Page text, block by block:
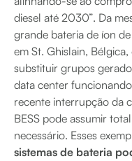
diesel até 2030”. Da
grande bateria de íon
em St. Ghislain,
substituir grupos
data center
recente interrupção da
BESS pode assumir
necessário. Esses
sistemas de bateria